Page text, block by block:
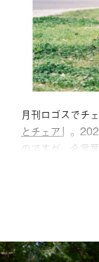
月刊ロゴスでチ
とチェア 」。
のですが、合言